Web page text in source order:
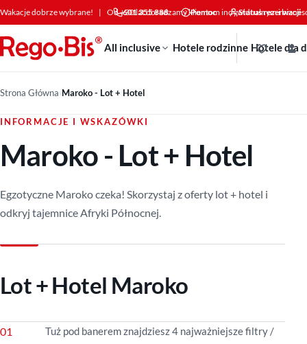
Przejdź do treści
Wakacje dobrze wybrane! | Od +30 lat doradzamy klientom indywidualnym i
601 355 888 Pomoc Status rezerwacji
All inclusive Hotele rodzinne Hotele dla
Strona Główna›Maroko - Lot + Hotel
INFORMACJE I WSKAZÓWKI
Maroko - Lot + Hotel
Egzotyczne Maroko czeka! Skorzystaj z oferty lot + hotel i
odkryj tajemnice Afryki Północnej.
Lot + Hotel Maroko
Tuż pod banerem znajdziesz 4 najważniejsze filtry /